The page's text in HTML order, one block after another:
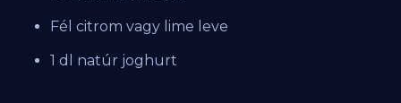
Fél citrom vagy lime leve
1 dl natúr joghurt